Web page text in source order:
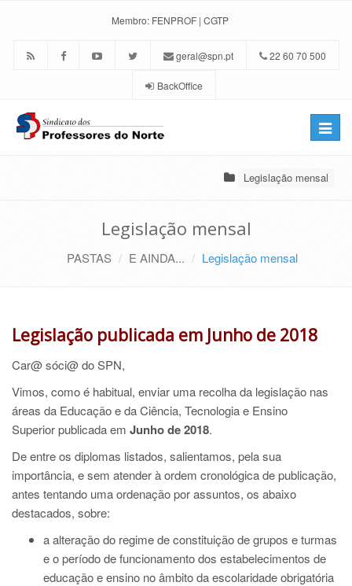
Membro: FENPROF | CGTP
geral@spn.pt 22 60 70 500
BackOffice
Toggle
Legislação mensal
Legislação mensal
PASTAS E AINDA... Legislação mensal
Legislação publicada em Junho de 2018
Car@ sóci@ do SPN,
Vimos, como é habitual, enviar uma recolha da legislação nas
áreas da Educação e da Ciência, Tecnologia e Ensino
Superiorpublicada em Junho de 2018.
De entre os diplomas listados, salientamos, pela sua
importância, e sem atender à ordem cronológica de publicação,
antes tentando uma ordenação por assuntos, os abaixo
destacados, sobre:
a alteração do regime de constituição de grupos e turmas
e o período de funcionamento dos estabelecimentos de
educação e ensino no âmbito da escolaridade obrigatória